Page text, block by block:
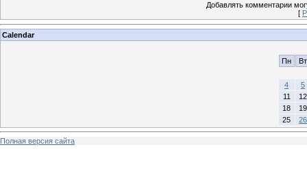
Добавлять комментарии
[
Calendar
Пн Вт
4
5
11
12
18
19
25
26
Полная версия сайта